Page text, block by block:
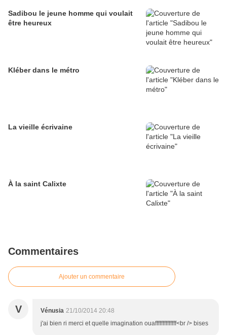
Sadibou le jeune homme qui voulait
être heureux
Kléber dans le métro
La vieille écrivaine
À la saint Calixte
Commentaires
Ajouter un commentaire
V Vénusia 21/10/2014 20:48
j'ai bien ri merci et quelle imagination ouaffffffffffffff<br /> bises